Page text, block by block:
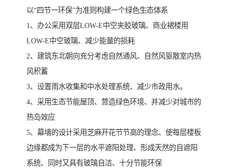
以“四节一环保”为准则构建一个绿色生态体系
1、办公采用双层LOW-E中空夹胶玻璃、商业裙楼用
LOW-E中空玻璃、减少能量的损耗
2、建筑东北朝向充分考虑自然通风、自然风驱散室内热
风积蓄
3、设置雨水收集和中水处理系统、减少市政用水。
4、采用生态节能屋顶、营造绿色环境、并减少对城市的
热岛效应
5、幕墙的设计采用芝麻开花节节高的理念、使每层楼板
边缘都成为下一层的水平遮阳处理、形成天然的自遮阳
系统、同时又具有玻璃自洁、十分节能环保